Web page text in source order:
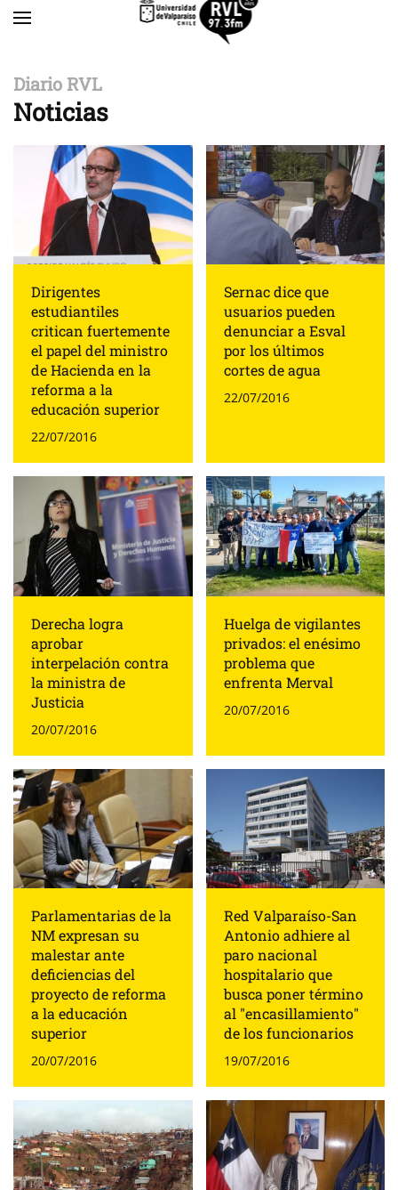
Diario RVL
Noticias
Dirigentes
estudiantiles
critican fuertemente
el papel del ministro
de Hacienda en la
reforma a la
educación superior
22/07/2016
Sernac dice que
usuarios pueden
denunciar a Esval
por los últimos
cortes de agua
22/07/2016
Derecha logra
aprobar
interpelación contra
la ministra de
Justicia
20/07/2016
Huelga de vigilantes
privados: el enésimo
problema que
enfrenta Merval
20/07/2016
Parlamentarias de la
NM expresan su
malestar ante
deficiencias del
proyecto de reforma
a la educación
superior
20/07/2016
Red Valparaíso-San
Antonio adhiere al
paro nacional
hospitalario que
busca poner término
al "encasillamiento"
de los funcionarios
19/07/2016